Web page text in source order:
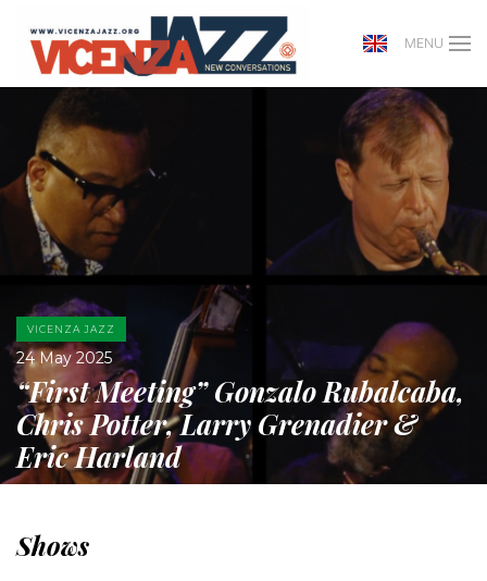
MENU
VICENZA JAZZ
24 May 2025
“First Meeting” Gonzalo Rubalcaba,
Chris Potter, Larry Grenadier &
Eric Harland
Shows